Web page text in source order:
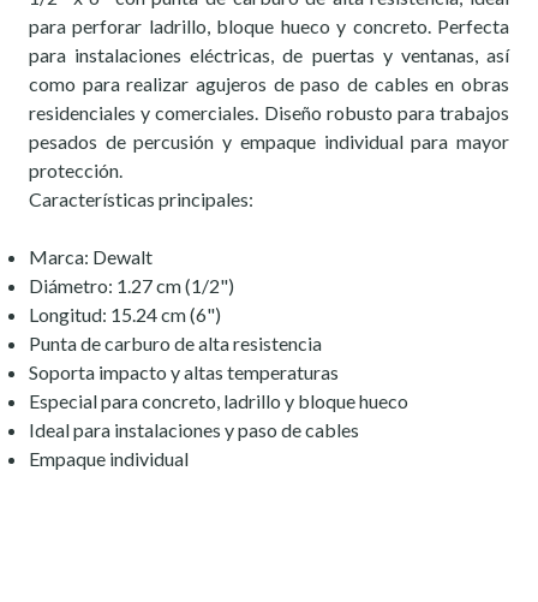
para perforar ladrillo, bloque hueco y concreto. Perfecta
para instalaciones eléctricas, de puertas y ventanas, así
como para realizar agujeros de paso de cables en obras
residenciales y comerciales. Diseño robusto para trabajos
pesados de percusión y empaque individual para mayor
protección.
Características principales:
Marca: Dewalt
Diámetro: 1.27 cm (1/2")
Longitud: 15.24 cm (6")
Punta de carburo de alta resistencia
Soporta impacto y altas temperaturas
Especial para concreto, ladrillo y bloque hueco
Ideal para instalaciones y paso de cables
Empaque individual